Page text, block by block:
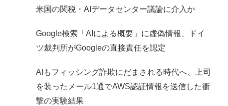
米国の関税・AIデータセンター議論に介入か
Google検索「AIによる概要」に虚偽情報、ドイ
ツ裁判所がGoogleの直接責任を認定
AIもフィッシング詐欺にだまされる時代へ、上司
を装ったメール1通でAWS認証情報を送信した衝
撃の実験結果